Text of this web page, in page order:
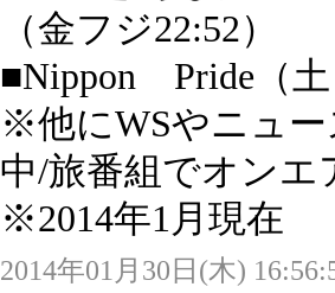
（金フジ22:52）
■Nippon Pride（
※他にWSやニュ
中/旅番組でオン
※2014年1月現在
2014年01月30日(木)